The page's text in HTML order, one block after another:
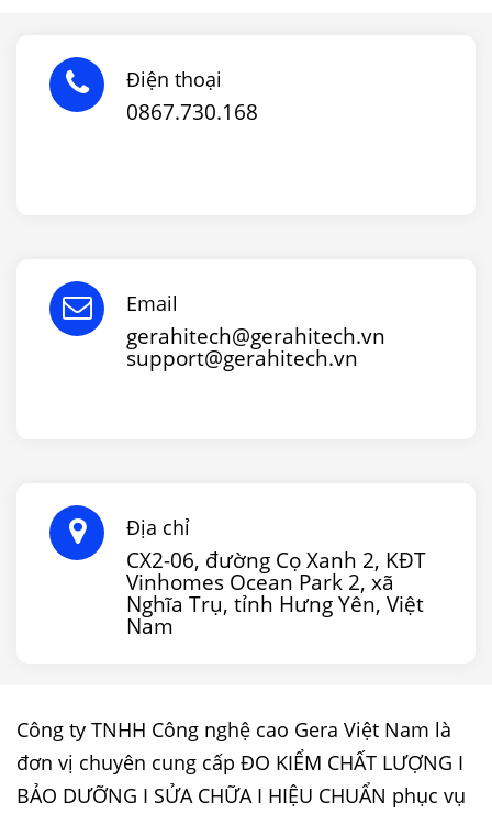
Điện thoại
0867.730.168
Email
gerahitech@gerahitech.vn
support@gerahitech.vn
Địa chỉ
CX2-06, đường Cọ Xanh 2, KĐT
Vinhomes Ocean Park 2, xã
Nghĩa Trụ, tỉnh Hưng Yên, Việt
Nam
Công ty TNHH Công nghệ cao Gera Việt Nam là
đơn vị chuyên cung cấp ĐO KIỂM CHẤT LƯỢNG I
BẢO DƯỠNG I SỬA CHỮA I HIỆU CHUẨN phục vụ